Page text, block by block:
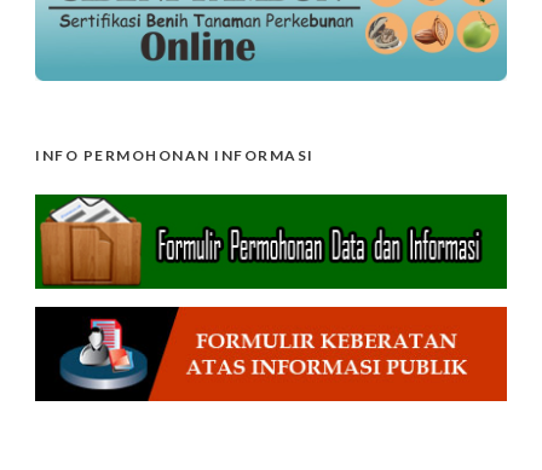
INFO PERMOHONAN INFORMASI